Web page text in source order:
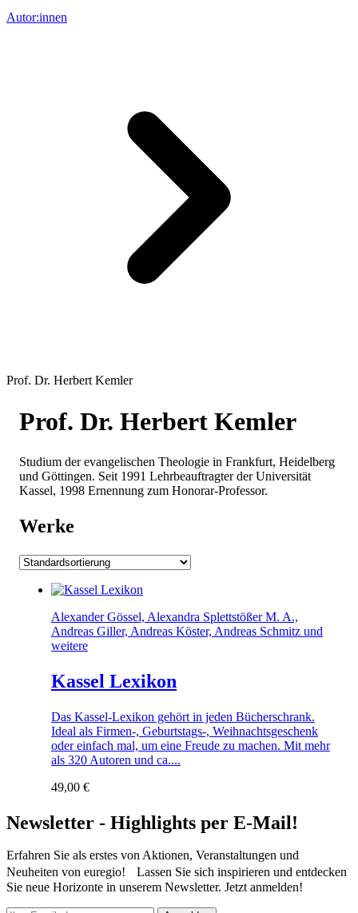
Autor:innen
Prof. Dr. Herbert Kemler
Prof. Dr. Herbert Kemler
Studium der evangelischen Theologie in Frankfurt, Heidelberg
und Göttingen. Seit 1991 Lehrbeauftragter der Universität
Kassel, 1998 Ernennung zum Honorar-Professor.
Werke
Alexander Gössel, Alexandra Splettstößer M. A.,
Andreas Giller, Andreas Köster, Andreas Schmitz und
weitere
Kassel Lexikon
Das Kassel-Lexikon gehört in jeden Bücherschrank.
Ideal als Firmen-, Geburtstags-, Weihnachtsgeschenk
oder einfach mal, um eine Freude zu machen. Mit mehr
als 320 Autoren und ca....
49,00 €
Newsletter - Highlights per E-Mail!
Erfahren Sie als erstes von Aktionen, Veranstaltungen und
Neuheiten von euregio! Lassen Sie sich inspirieren und entdecken
Sie neue Horizonte in unserem Newsletter. Jetzt anmelden!